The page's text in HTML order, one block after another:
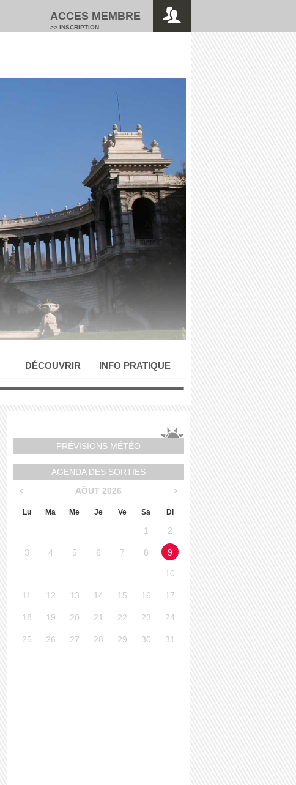
ACCES MEMBRE
>> INSCRIPTION
DÉCOUVRIR INFO PRATIQUE
PRÉVISIONS MÉTÉO
AGENDA DES SORTIES
<
AÔUT 2026 >
Lu Ma Me Je Ve Sa Di
1 2
3 4 5 6 7 8 9
10
11 12 13 14 15 16 17
18 19 20 21 22 23 24
25 26 27 28 29 30 31